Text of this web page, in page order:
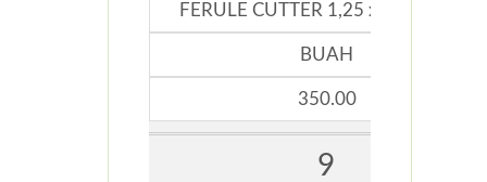
FERULE CUTTER 1,25 x 0,75 INCHI
BUAH
350.00
9